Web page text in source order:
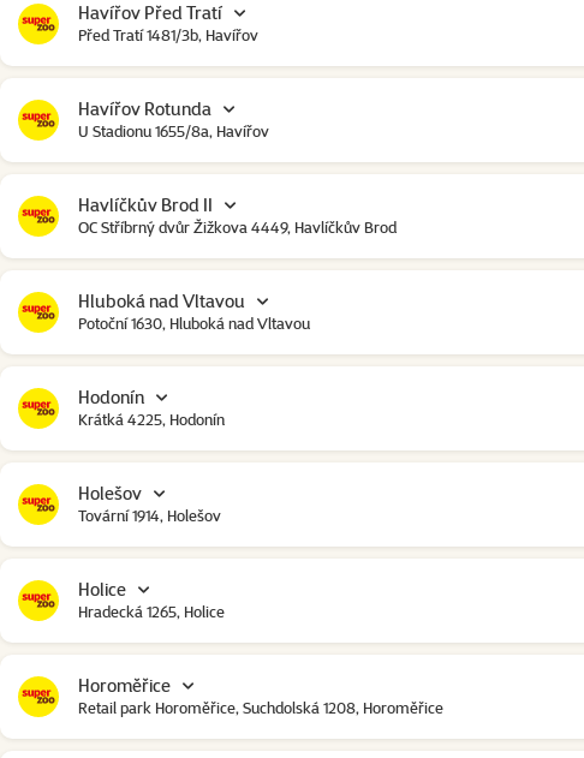
Havířov Před Tratí
Před Tratí 1481/3b, Havířov
Havířov Rotunda
U Stadionu 1655/8a, Havířov
Havlíčkův Brod II
OC Stříbrný dvůr Žižkova 4449, Havlíčkův Brod
Hluboká nad Vltavou
Potoční 1630, Hluboká nad Vltavou
Hodonín
Krátká 4225, Hodonín
Holešov
Tovární 1914, Holešov
Holice
Hradecká 1265, Holice
Horoměřice
Retail park Horoměřice, Suchdolská 1208, Horoměřice